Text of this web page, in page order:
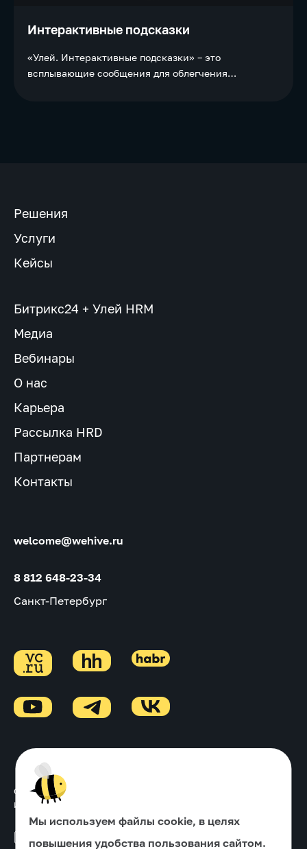
Интерактивные подсказки
«Улей. Интерактивные подсказки» – это
всплывающие сообщения для облегчения
Решения
Услуги
Кейсы
Битрикс24 + Улей HRM
Медиа
Вебинары
О нас
Карьера
Рассылка HRD
Партнерам
Контакты
welcome@wehive.ru
8 812 648-23-34
Санкт-Петербург
Основной ОКВЭД
Информация об ИТ-деятельности
Политика в отношении обработки персональных данных
Мы используем файлы cookie, в целях
повышения удобства пользования сайтом.